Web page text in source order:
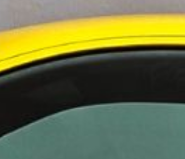
i Norden
i Sverige